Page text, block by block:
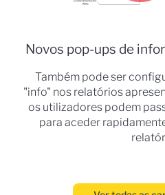
Novos pop-ups de
Também pode ser
"info" nos relatórios
os utilizadores podem
para aceder